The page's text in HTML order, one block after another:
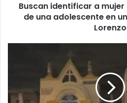
Buscan identificar a
de una adolescente en
Lorenzo